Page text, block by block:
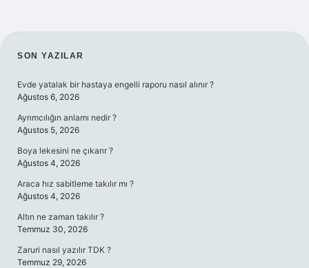
SIDEBAR
SON YAZILAR
Evde yatalak bir hastaya engelli raporu nasıl alınır ?
Ağustos 6, 2026
Ayrımcılığın anlamı nedir ?
Ağustos 5, 2026
Boya lekesini ne çıkarır ?
Ağustos 4, 2026
Araca hız sabitleme takılır mı ?
Ağustos 4, 2026
Altın ne zaman takılır ?
Temmuz 30, 2026
Zaruri nasıl yazılır TDK ?
Temmuz 29, 2026